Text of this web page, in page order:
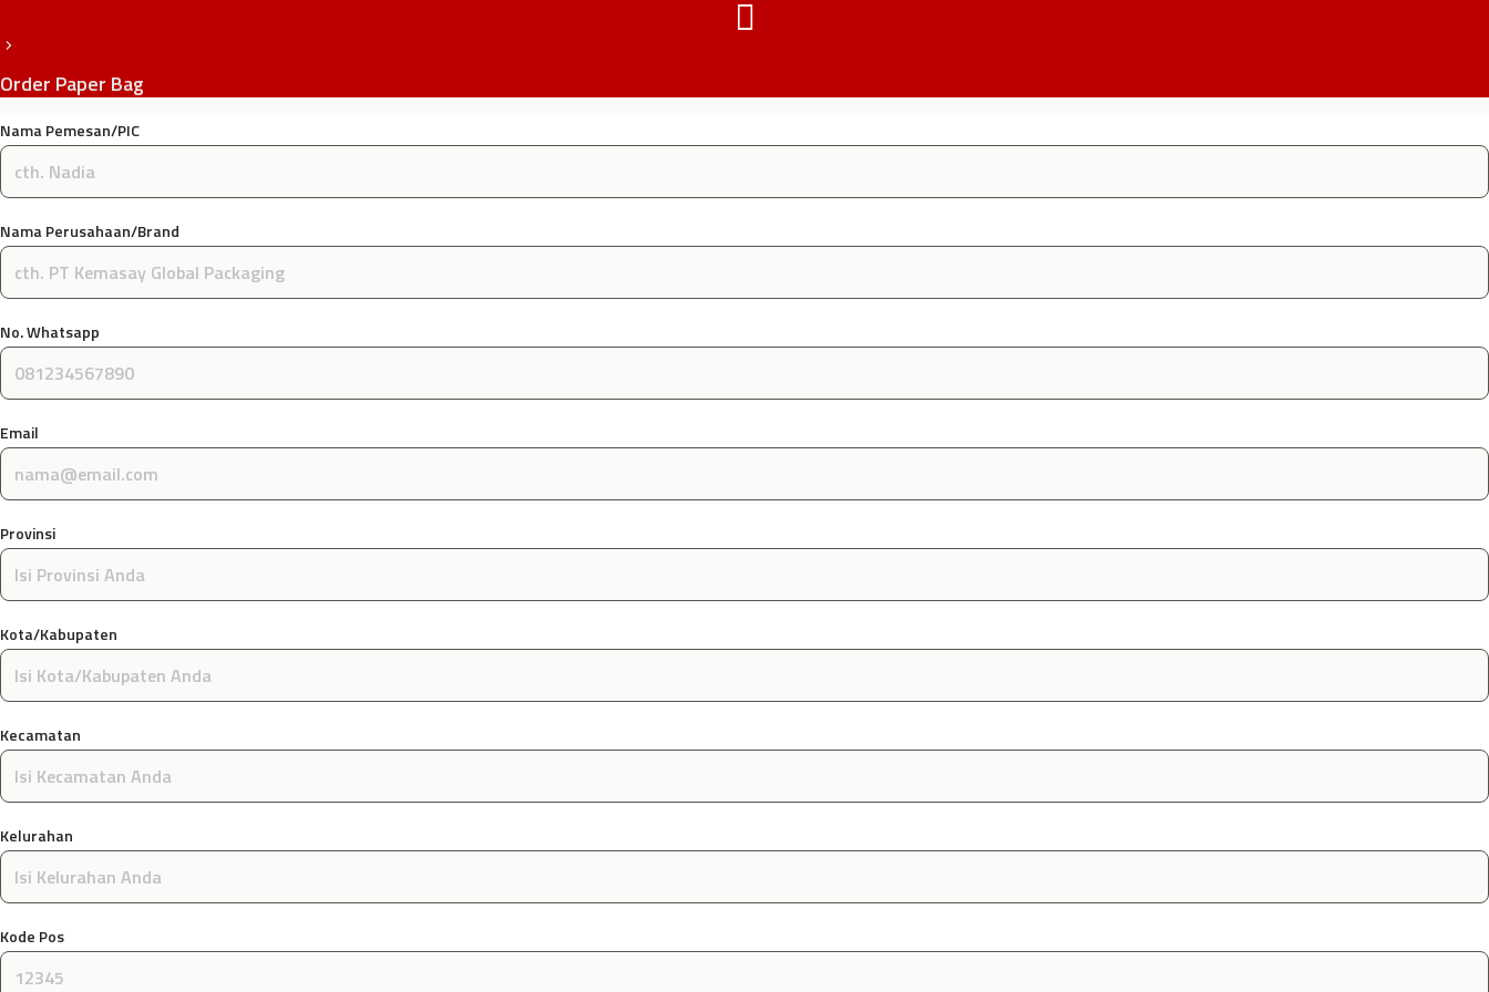
Order Paper Bag
Nama Pemesan/PIC
Nama Perusahaan/Brand
No. Whatsapp
Email
Provinsi
Kota/Kabupaten
Kecamatan
Kelurahan
Kode Pos